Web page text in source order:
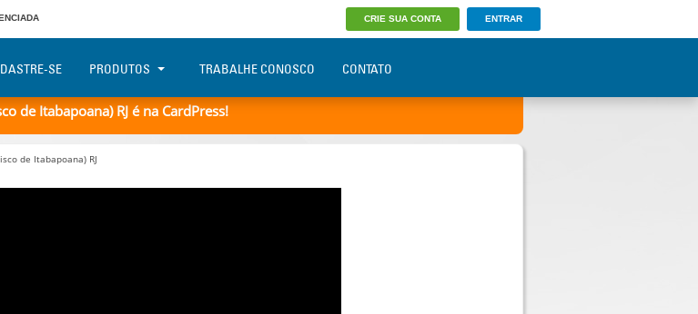
CRIE SUA CONTA ENTRAR
SE PRODUTOS TRABALHE CONOSCO CONTATO
de Itabapoana) RJ é na CardPress!
de Itabapoana) RJ